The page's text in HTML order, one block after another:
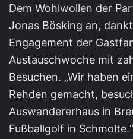
Dem Wohlwollen der
Jonas Bösking an,
Engagement der
Austauschwoche mit
Besuchen. „Wir haben
Rehden gemacht,
Auswandererhaus in
Fußballgolf in